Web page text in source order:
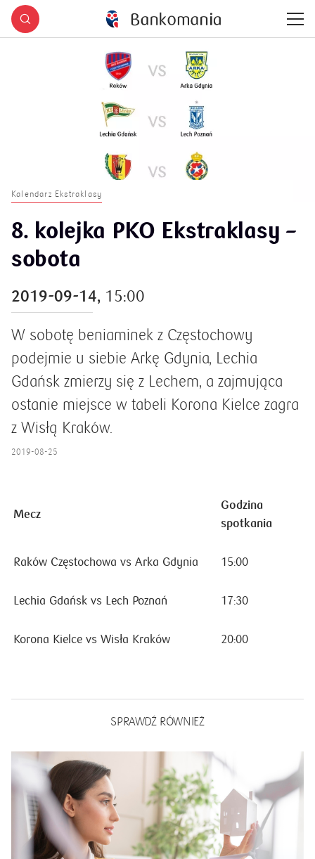
Kalendarz Ekstraklasy
8. kolejka PKO Ekstraklasy –
sobota
2019-09-14, 15:00
W sobotę beniaminek z Częstochowy
podejmie u siebie Arkę Gdynia, Lechia
Gdańsk zmierzy się z Lechem, a zajmująca
ostanie miejsce w tabeli Korona Kielce zagra
z Wisłą Kraków.
2019-08-25
Mecz
Godzina
spotkania
Raków Częstochowa vs Arka Gdynia 15:00
Lechia Gdańsk vs Lech Poznań 17:30
Korona Kielce vs Wisła Kraków 20:00
SPRAWDŹ RÓWNIEŻ